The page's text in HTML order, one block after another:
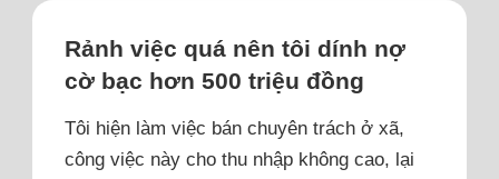
Rảnh việc quá nên tôi dính nợ
cờ bạc hơn 500 triệu đồng
Tôi hiện làm việc bán chuyên trách ở xã,
công việc này cho thu nhập không cao, lại